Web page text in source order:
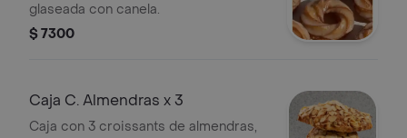
glaseada con canela.
$ 7300
Caja C. Almendras x 3
Caja con 3 croissants de almendras,